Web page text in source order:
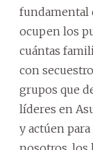
fundamental
ocupen los
cuántas
con
grupos que
líderes en
y actúen